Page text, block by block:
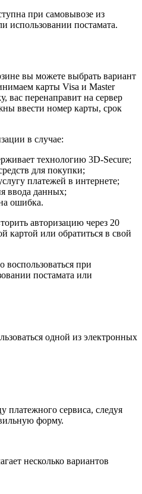
при самовывозе из
использовании постамата.
вы можете выбрать вариант
карты Visa и Master
вас перенаправит на сервер
ввести номер карты, срок
в случае:
технологию 3D-Secure;
для покупки;
платежей в интернете;
ввода данных;
ошибка.
авторизацию через 20
картой или обратиться в свой
при
постамата или
одной из электронных
платежного сервиса, следуя
форму.
несколько вариантов